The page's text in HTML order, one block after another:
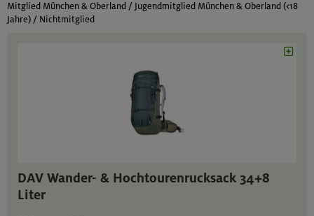
Mitglied München & Oberland / Jugendmitglied München & Oberland (<18
Jahre) / Nichtmitglied
DAV Wander- & Hochtourenrucksack 34+8
Liter